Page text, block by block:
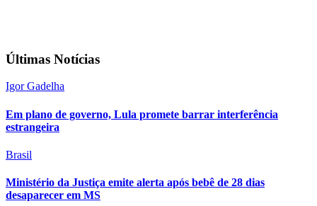
Últimas Notícias
Igor Gadelha
Em plano de governo, Lula promete barrar interferência
estrangeira
Brasil
Ministério da Justiça emite alerta após bebê de 28 dias
desaparecer em MS